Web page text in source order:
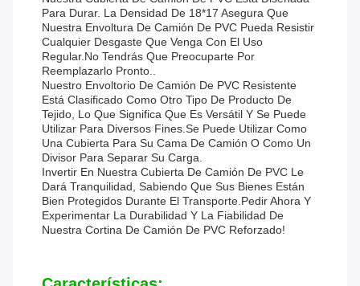
Para Durar. La Densidad De 18*17 Asegura Que
Nuestra Envoltura De Camión De PVC Pueda Resistir
Cualquier Desgaste Que Venga Con El Uso
Regular.No Tendrás Que Preocuparte Por
Reemplazarlo Pronto..
Nuestro Envoltorio De Camión De PVC Resistente
Está Clasificado Como Otro Tipo De Producto De
Tejido, Lo Que Significa Que Es Versátil Y Se Puede
Utilizar Para Diversos Fines.Se Puede Utilizar Como
Una Cubierta Para Su Cama De Camión O Como Un
Divisor Para Separar Su Carga.
Invertir En Nuestra Cubierta De Camión De PVC Le
Dará Tranquilidad, Sabiendo Que Sus Bienes Están
Bien Protegidos Durante El Transporte.Pedir Ahora Y
Experimentar La Durabilidad Y La Fiabilidad De
Nuestra Cortina De Camión De PVC Reforzado!